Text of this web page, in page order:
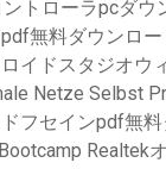
ントローラpcダウ
無料ダウンロー
イドスタジオウ
Netze Selbst
フセインpdf無
Realtek